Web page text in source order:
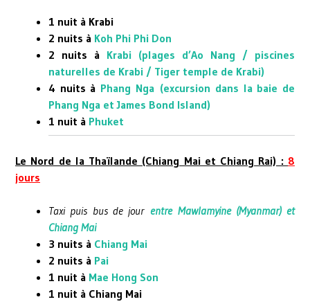
1 nuit à Krabi
2 nuits à Koh Phi Phi Don
2 nuits à Krabi (plages d’Ao Nang / piscines
naturelles de Krabi / Tiger temple de Krabi)
4 nuits à Phang Nga (excursion dans la baie de
Phang Nga et James Bond Island)
1 nuit à Phuket
Le Nord de la Thaïlande (Chiang Mai et Chiang Rai) : 8
jours
Taxi puis bus de jourentre Mawlamyine (Myanmar) et
Chiang Mai
3 nuits à Chiang Mai
2 nuits à Pai
1 nuit à Mae Hong Son
1 nuit à Chiang Mai